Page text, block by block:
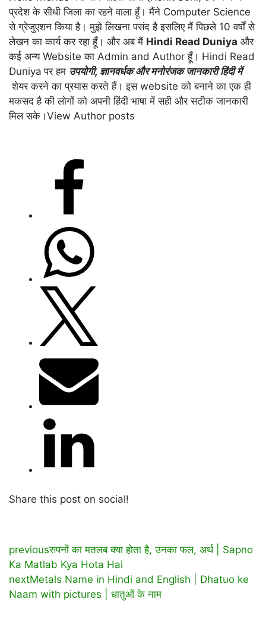
प्रदेश के सीधी जिला का रहने वाला हूँ। मैंने Computer Science
से ग्रेजुएशन किया है। मुझे लिखना पसंद है इसलिए मैं पिछले 10 वर्षों से
लेखन का कार्य कर रहा हूँ। और अब मैं Hindi Read Duniya और
कई अन्य Website का Admin and Author हूँ। Hindi Read
Duniya पर हम उपयोगी, ज्ञानवर्धक और मनोरंजक जानकारी हिंदी में
शेयर करने का प्रयास करते हैं। इस website को बनाने का एक ही
मकसद है की लोगों को अपनी हिंदी भाषा में सही और सटीक जानकारी
मिल सके।View Author posts
Share this post on social!
previousसपनों का मतलब क्या होता है, उनका फल, अर्थ | Sapno
Ka Matlab Kya Hota Hai
nextMetals Name in Hindi and English | Dhatuo ke
Naam with pictures | धातुओं के नाम